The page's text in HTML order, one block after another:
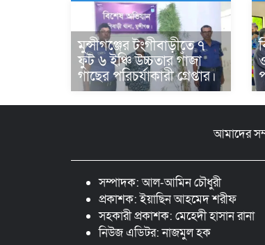
মুন্সীগঞ্জের টংগীবাড়ীতে ৭
ফুট ৬ ইঞ্চি উচ্চতার গাঁজা
গাছের পরিচর্যাকারী গ্রেপ্তার।
আমাদের
সম্পাদক: আল-আমিন চৌধুরী
প্রকাশক: ইয়াছিন আহমেদ শরীফ
সহকারী প্রকাশক: মেহেদী হাসান রানা
নিউজ এডিটর: নাজমুল হক